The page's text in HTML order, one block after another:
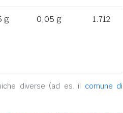
g 0,05 g 1.712
diverse (ad es. il comune di